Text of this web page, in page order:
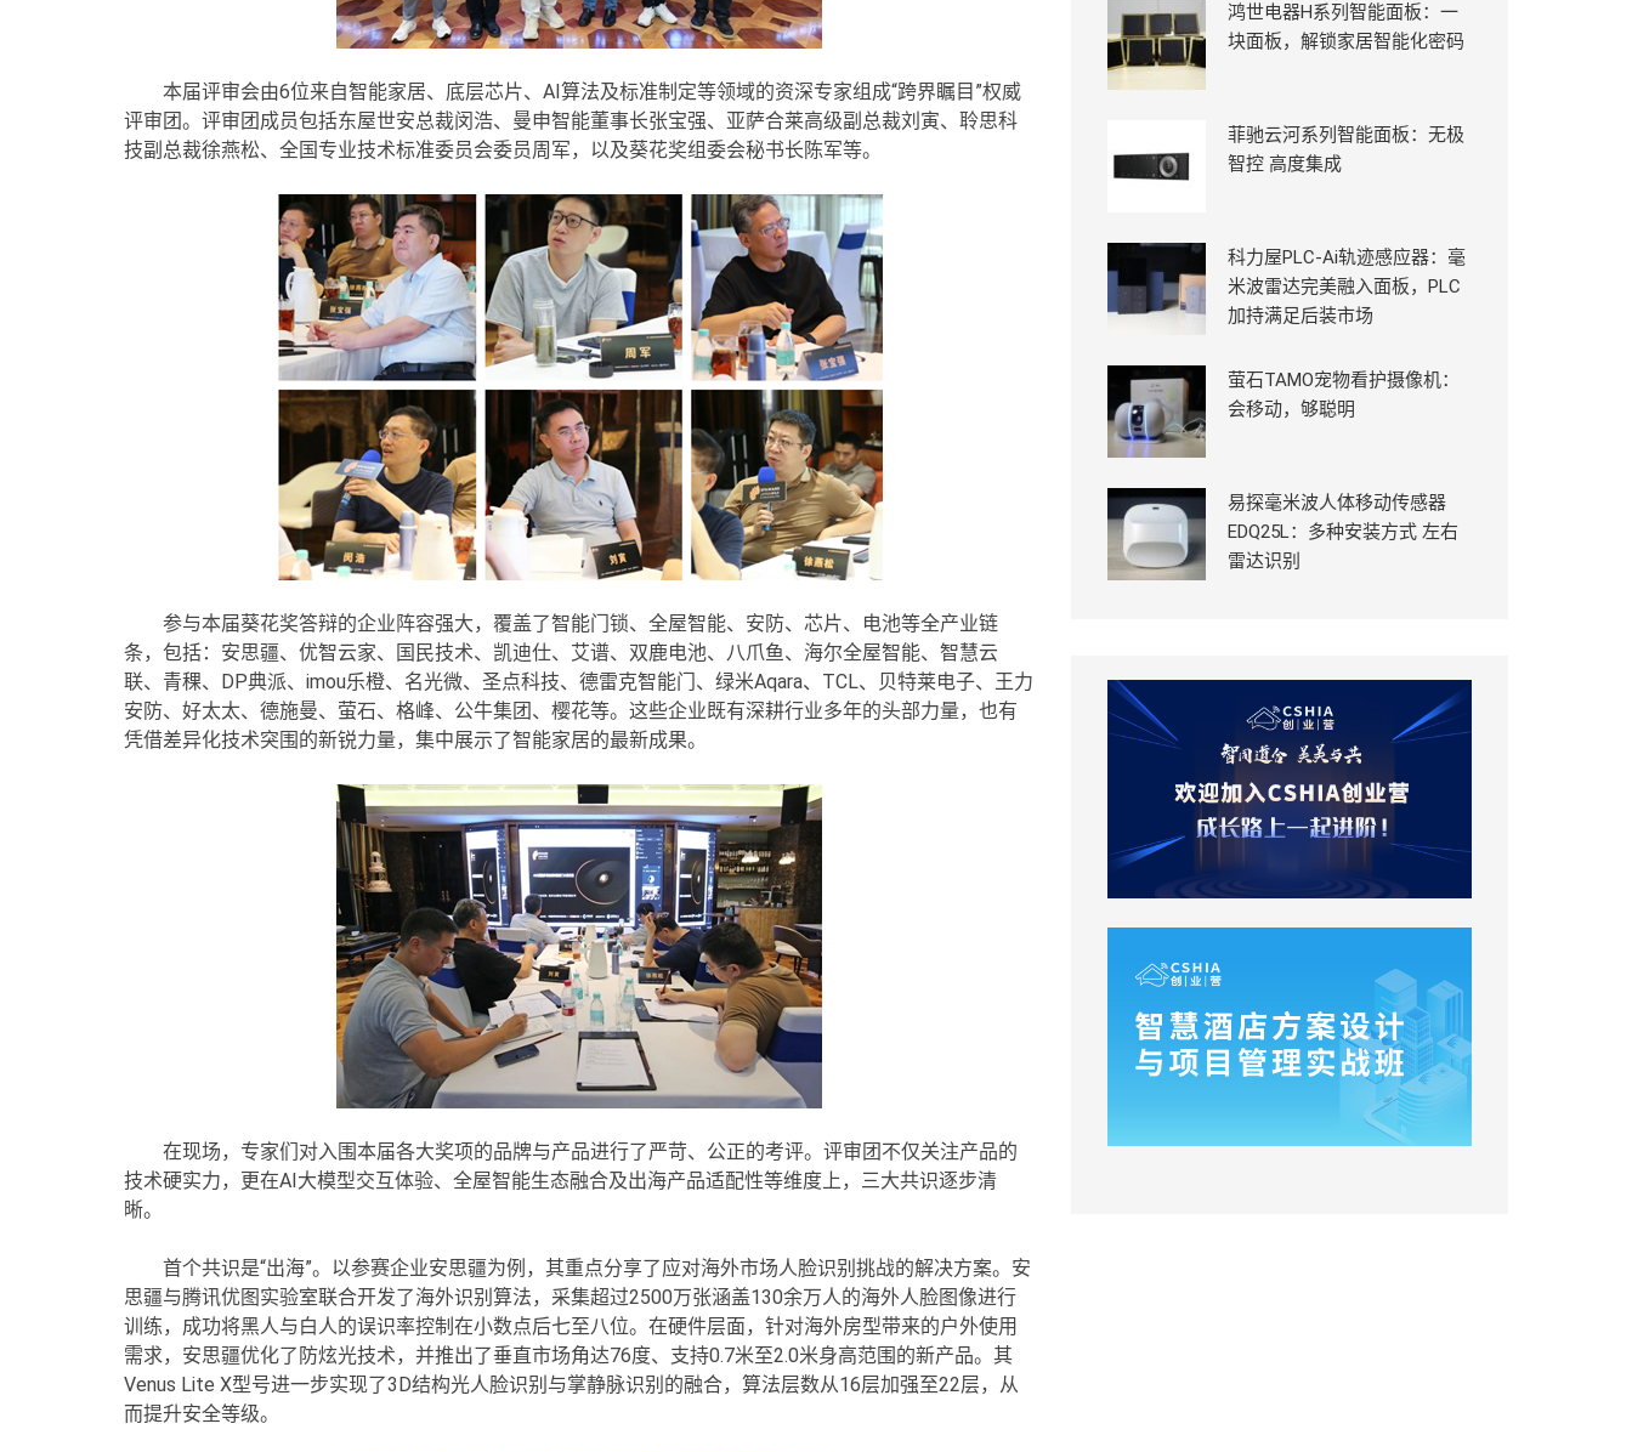
本届评审会由6位来自智能家居、底层芯片、AI算法及标准制定等领域的资深专家组成“跨界瞩目”权威
评审团。评审团成员包括东屋世安总裁闵浩、曼申智能董事长张宝强、亚萨合莱高级副总裁刘寅、聆思科
技副总裁徐燕松、全国专业技术标准委员会委员周军，以及葵花奖组委会秘书长陈军等。
参与本届葵花奖答辩的企业阵容强大，覆盖了智能门锁、全屋智能、安防、芯片、电池等全产业链
条，包括：安思疆、优智云家、国民技术、凯迪仕、艾谱、双鹿电池、八爪鱼、海尔全屋智能、智慧云
联、青稞、DP典派、imou乐橙、名光微、圣点科技、德雷克智能门、绿米Aqara、TCL、贝特莱电子、王力
安防、好太太、德施曼、萤石、格峰、公牛集团、樱花等。这些企业既有深耕行业多年的头部力量，也有
凭借差异化技术突围的新锐力量，集中展示了智能家居的最新成果。
在现场，专家们对入围本届各大奖项的品牌与产品进行了严苛、公正的考评。评审团不仅关注产品的
技术硬实力，更在AI大模型交互体验、全屋智能生态融合及出海产品适配性等维度上，三大共识逐步清
晰。
首个共识是“出海”。以参赛企业安思疆为例，其重点分享了应对海外市场人脸识别挑战的解决方案。安
思疆与腾讯优图实验室联合开发了海外识别算法，采集超过2500万张涵盖130余万人的海外人脸图像进行
训练，成功将黑人与白人的误识率控制在小数点后七至八位。在硬件层面，针对海外房型带来的户外使用
需求，安思疆优化了防炫光技术，并推出了垂直市场角达76度、支持0.7米至2.0米身高范围的新产品。其
Venus Lite X型号进一步实现了3D结构光人脸识别与掌静脉识别的融合，算法层数从16层加强至22层，从
而提升安全等级。
鸿世电器H系列智能面板：一
块面板，解锁家居智能化密码
菲驰云河系列智能面板：无极
智控 高度集成
科力屋PLC-Ai轨迹感应器：毫
米波雷达完美融入面板，PLC
加持满足后装市场
萤石TAMO宠物看护摄像机：
会移动，够聪明
易探毫米波人体移动传感器
EDQ25L：多种安装方式 左右
雷达识别